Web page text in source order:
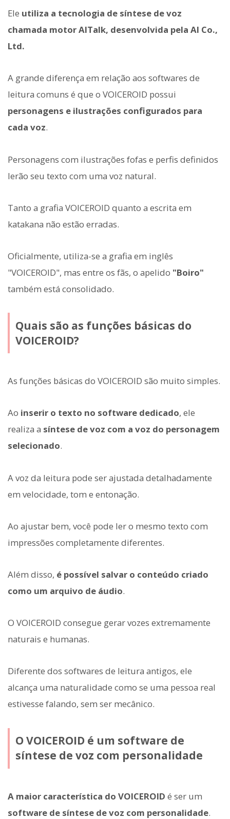
Ele utiliza a tecnologia de síntese de voz
chamada motor AITalk, desenvolvida pela AI Co.,
Ltd.
A grande diferença em relação aos softwares de
leitura comuns é que o VOICEROID possui
personagens e ilustrações configurados para
cada voz.
Personagens com ilustrações fofas e perfis definidos
lerão seu texto com uma voz natural.
Tanto a grafia VOICEROID quanto a escrita em
katakana não estão erradas.
Oficialmente, utiliza-se a grafia em inglês
"VOICEROID", mas entre os fãs, o apelido "Boiro"
também está consolidado.
Quais são as funções básicas do
VOICEROID?
As funções básicas do VOICEROID são muito simples.
Ao inserir o texto no software dedicado, ele
realiza a síntese de voz com a voz do personagem
selecionado.
A voz da leitura pode ser ajustada detalhadamente
em velocidade, tom e entonação.
Ao ajustar bem, você pode ler o mesmo texto com
impressões completamente diferentes.
Além disso, é possível salvar o conteúdo criado
como um arquivo de áudio.
O VOICEROID consegue gerar vozes extremamente
naturais e humanas.
Diferente dos softwares de leitura antigos, ele
alcança uma naturalidade como se uma pessoa real
estivesse falando, sem ser mecânico.
O VOICEROID é um software de
síntese de voz com personalidade
A maior característica do VOICEROID é ser um
software de síntese de voz com personalidade.